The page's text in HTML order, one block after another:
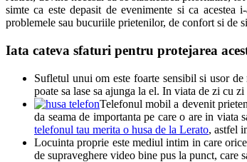
simte ca este depasit de evenimente si ca
problemele sau bucuriile prietenilor, de confort si de
Iata cateva sfaturi pentru protejarea
Sufletul unui om este foarte sensibil si usor
poate sa lase sa ajunga la el. In viata de zi cu
Telefonul mobil a devenit
da seama de importanta pe care o are in
telefonul tau merita o husa de la Lerato, astfel
Locuinta proprie este mediul intim in care
de supraveghere video bine pus la punct,